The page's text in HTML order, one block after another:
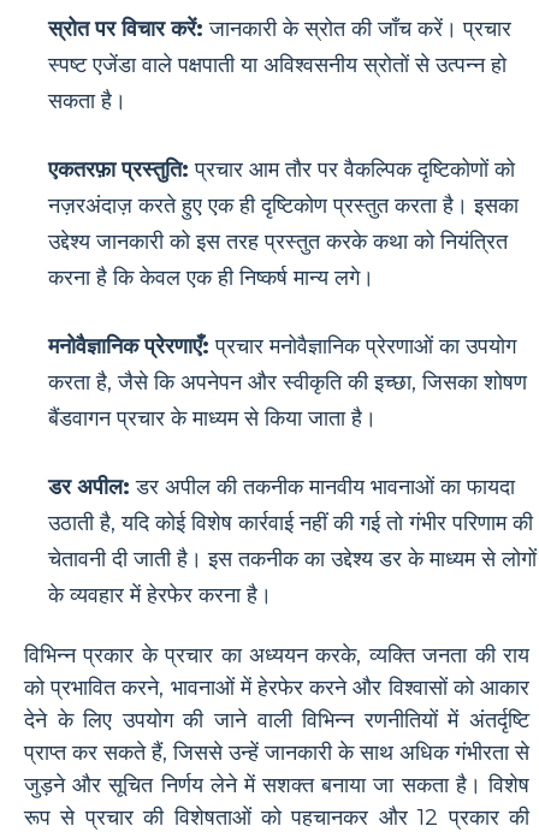
स्रोत पर विचार करें: जानकारी के स्रोत की जाँच करें। प्रचार
स्पष्ट एजेंडा वाले पक्षपाती या अविश्वसनीय स्रोतों से उत्पन्न हो
सकता है।
एकतरफ़ा प्रस्तुति: प्रचार आम तौर पर वैकल्पिक दृष्टिकोणों को
नज़रअंदाज़ करते हुए एक ही दृष्टिकोण प्रस्तुत करता है। इसका
उद्देश्य जानकारी को इस तरह प्रस्तुत करके कथा को नियंत्रित
करना है कि केवल एक ही निष्कर्ष मान्य लगे।
मनोवैज्ञानिक प्रेरणाएँ: प्रचार मनोवैज्ञानिक प्रेरणाओं का उपयोग
करता है, जैसे कि अपनेपन और स्वीकृति की इच्छा, जिसका शोषण
बैंडवागन प्रचार के माध्यम से किया जाता है।
डर अपील: डर अपील की तकनीक मानवीय भावनाओं का फायदा
उठाती है, यदि कोई विशेष कार्रवाई नहीं की गई तो गंभीर परिणाम की
चेतावनी दी जाती है। इस तकनीक का उद्देश्य डर के माध्यम से लोगों
के व्यवहार में हेरफेर करना है।
विभिन्न प्रकार के प्रचार का अध्ययन करके, व्यक्ति जनता की राय
को प्रभावित करने, भावनाओं में हेरफेर करने और विश्वासों को आकार
देने के लिए उपयोग की जाने वाली विभिन्न रणनीतियों में अंतर्दृष्टि
प्राप्त कर सकते हैं, जिससे उन्हें जानकारी के साथ अधिक गंभीरता से
जुड़ने और सूचित निर्णय लेने में सशक्त बनाया जा सकता है। विशेष
रूप से प्रचार की विशेषताओं को पहचानकर और 12 प्रकार की